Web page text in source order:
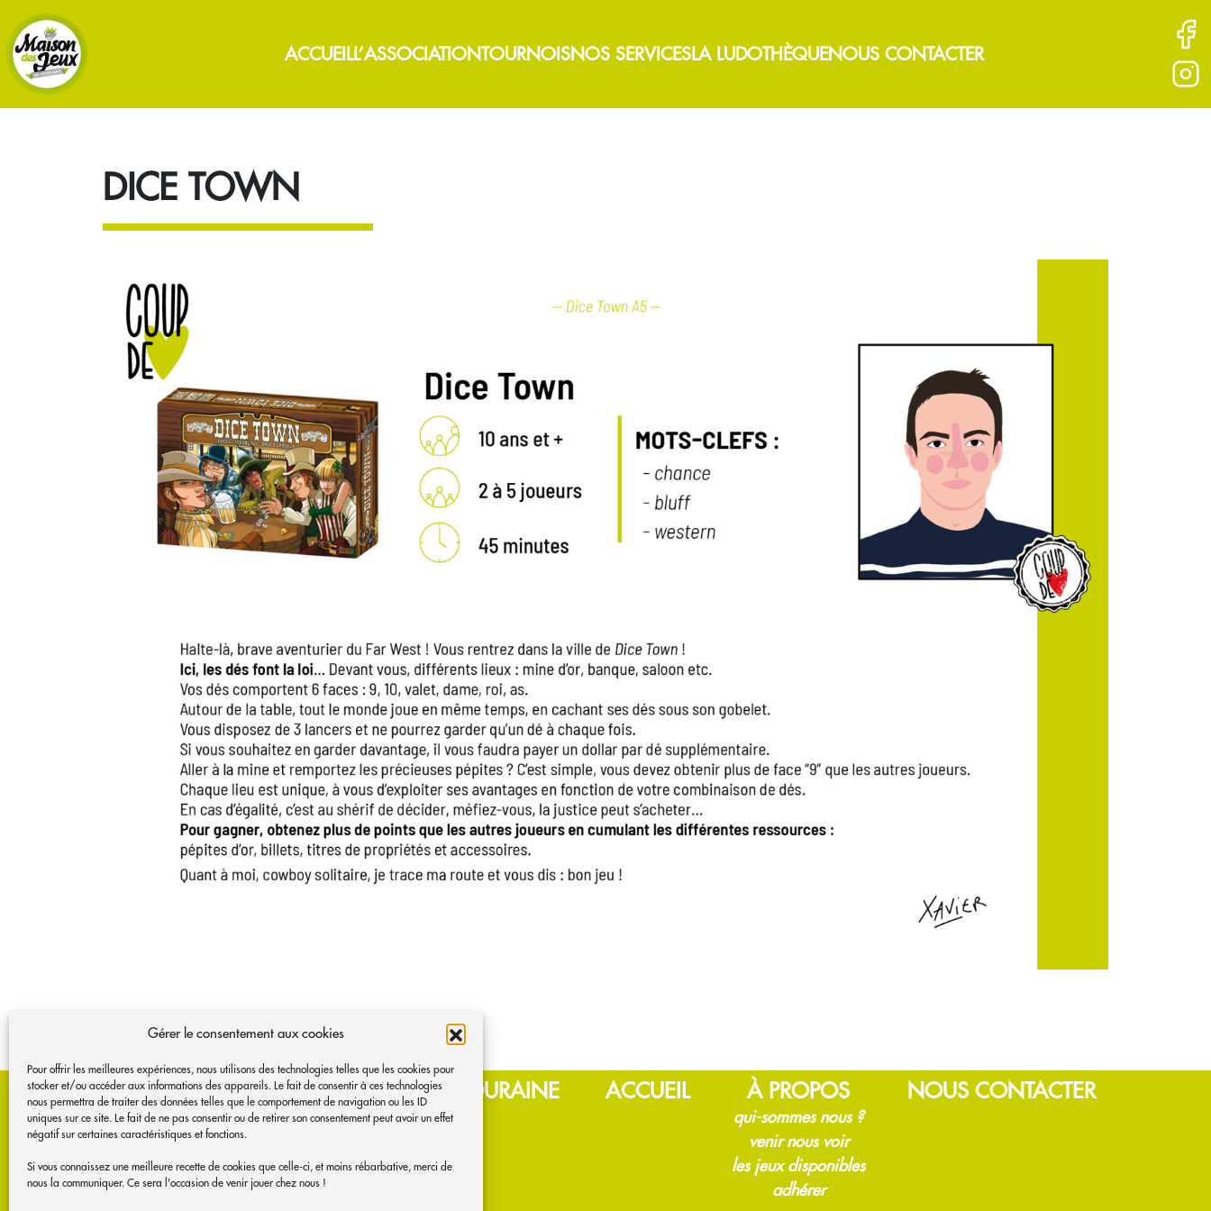
Gérer le consentement aux cookies
Pour offrir les meilleures expériences, nous utilisons des technologies telles que les cookies pour
stocker et/ou accéder aux informations des appareils. Le fait de consentir à ces technologies
nous permettra de traiter des données telles que le comportement de navigation ou les ID
uniques sur ce site. Le fait de ne pas consentir ou de retirer son consentement peut avoir un effet
négatif sur certaines caractéristiques et fonctions.
Si vous connaissez une meilleure recette de cookies que celle-ci, et moins rébarbative, merci de
nous la communiquer. Ce sera l'occasion de venir jouer chez nous !
ACCUEILL’ASSOCIATIONTOURNOISNOS SERVICESLA LUDOTHÈQUENOUS CONTACTER
DICE TOWN
MAISON DES JEUX DE TOURAINE
7 rue Toulouse Lautrec
06 62 56 88 11
contact@mdjt.org
ACCUEIL À PROPOS
qui-sommes nous ?
venir nous voir
les jeux disponibles
adhérer
NOUS CONTACTER